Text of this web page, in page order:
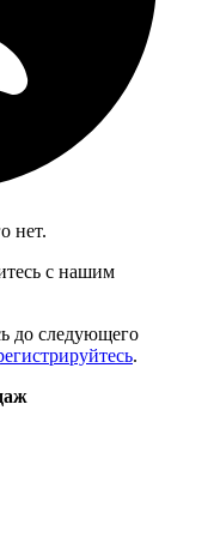
нет.
с нашим
до следующего
.